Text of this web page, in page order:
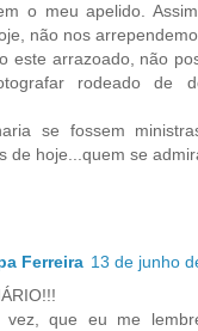
o meu apelido.
não nos
este arrazoado, não
rodeado de
se fossem
de hoje...quem se
Ferreira 13 de junho
vez, que eu me